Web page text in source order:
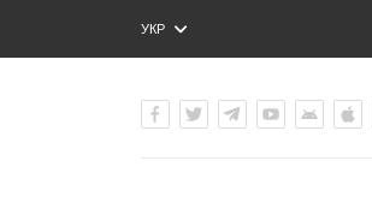
УКР
ENG